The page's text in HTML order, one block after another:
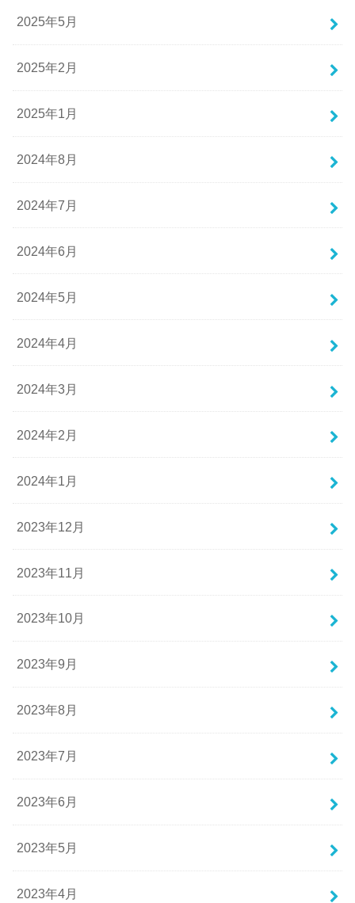
2025年5月
2025年2月
2025年1月
2024年8月
2024年7月
2024年6月
2024年5月
2024年4月
2024年3月
2024年2月
2024年1月
2023年12月
2023年11月
2023年10月
2023年9月
2023年8月
2023年7月
2023年6月
2023年5月
2023年4月